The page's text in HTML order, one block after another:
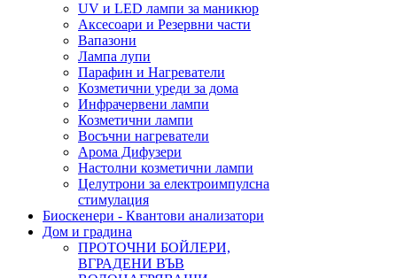
UV и LED лампи за маникюр
Аксесоари и Резервни части
Вапазони
Лампа лупи
Парафин и Нагреватели
Козметични уреди за дома
Инфрачервени лампи
Козметични лампи
Восъчни нагреватели
Арома Дифузери
Настолни козметични лампи
Целутрони за електроимпулсна
стимулация
Биоскенери - Квантови анализатори
Дом и градина
ПРОТОЧНИ БОЙЛЕРИ,
ВГРАДЕНИ ВЪВ